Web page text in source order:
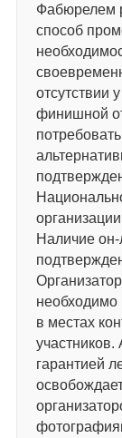
Фабюрелем
способ
отсутствии
финишной
Наличие
необходимо
в местах
участников.
гарантией